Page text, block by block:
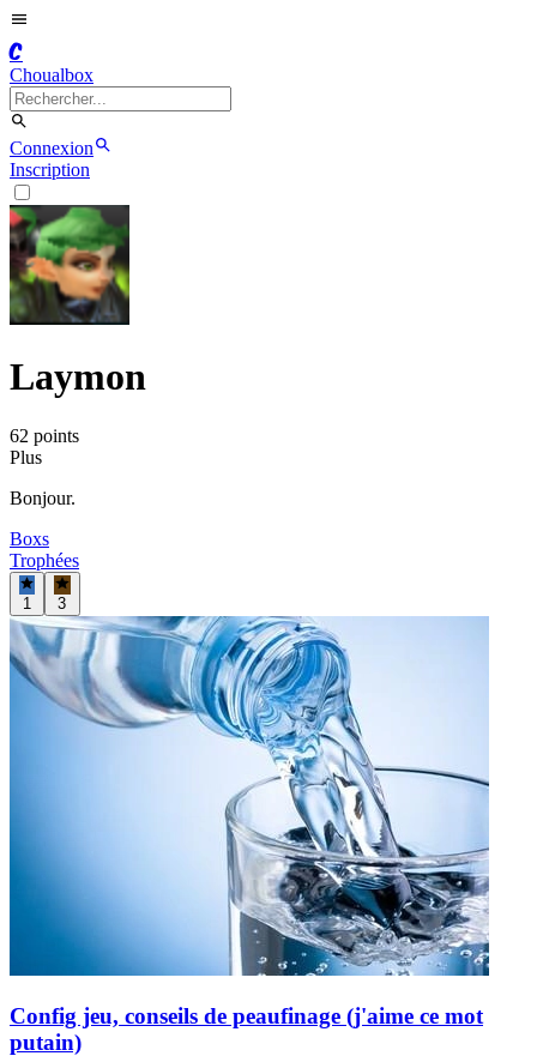
C
Choualbox
Connexion
Inscription
Laymon
62 points
Plus
Bonjour.
Boxs
Trophées
1 3
Config jeu, conseils de peaufinage (j'aime ce mot
putain)